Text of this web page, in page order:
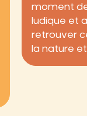
moment
ludique et
retrouver
la nature